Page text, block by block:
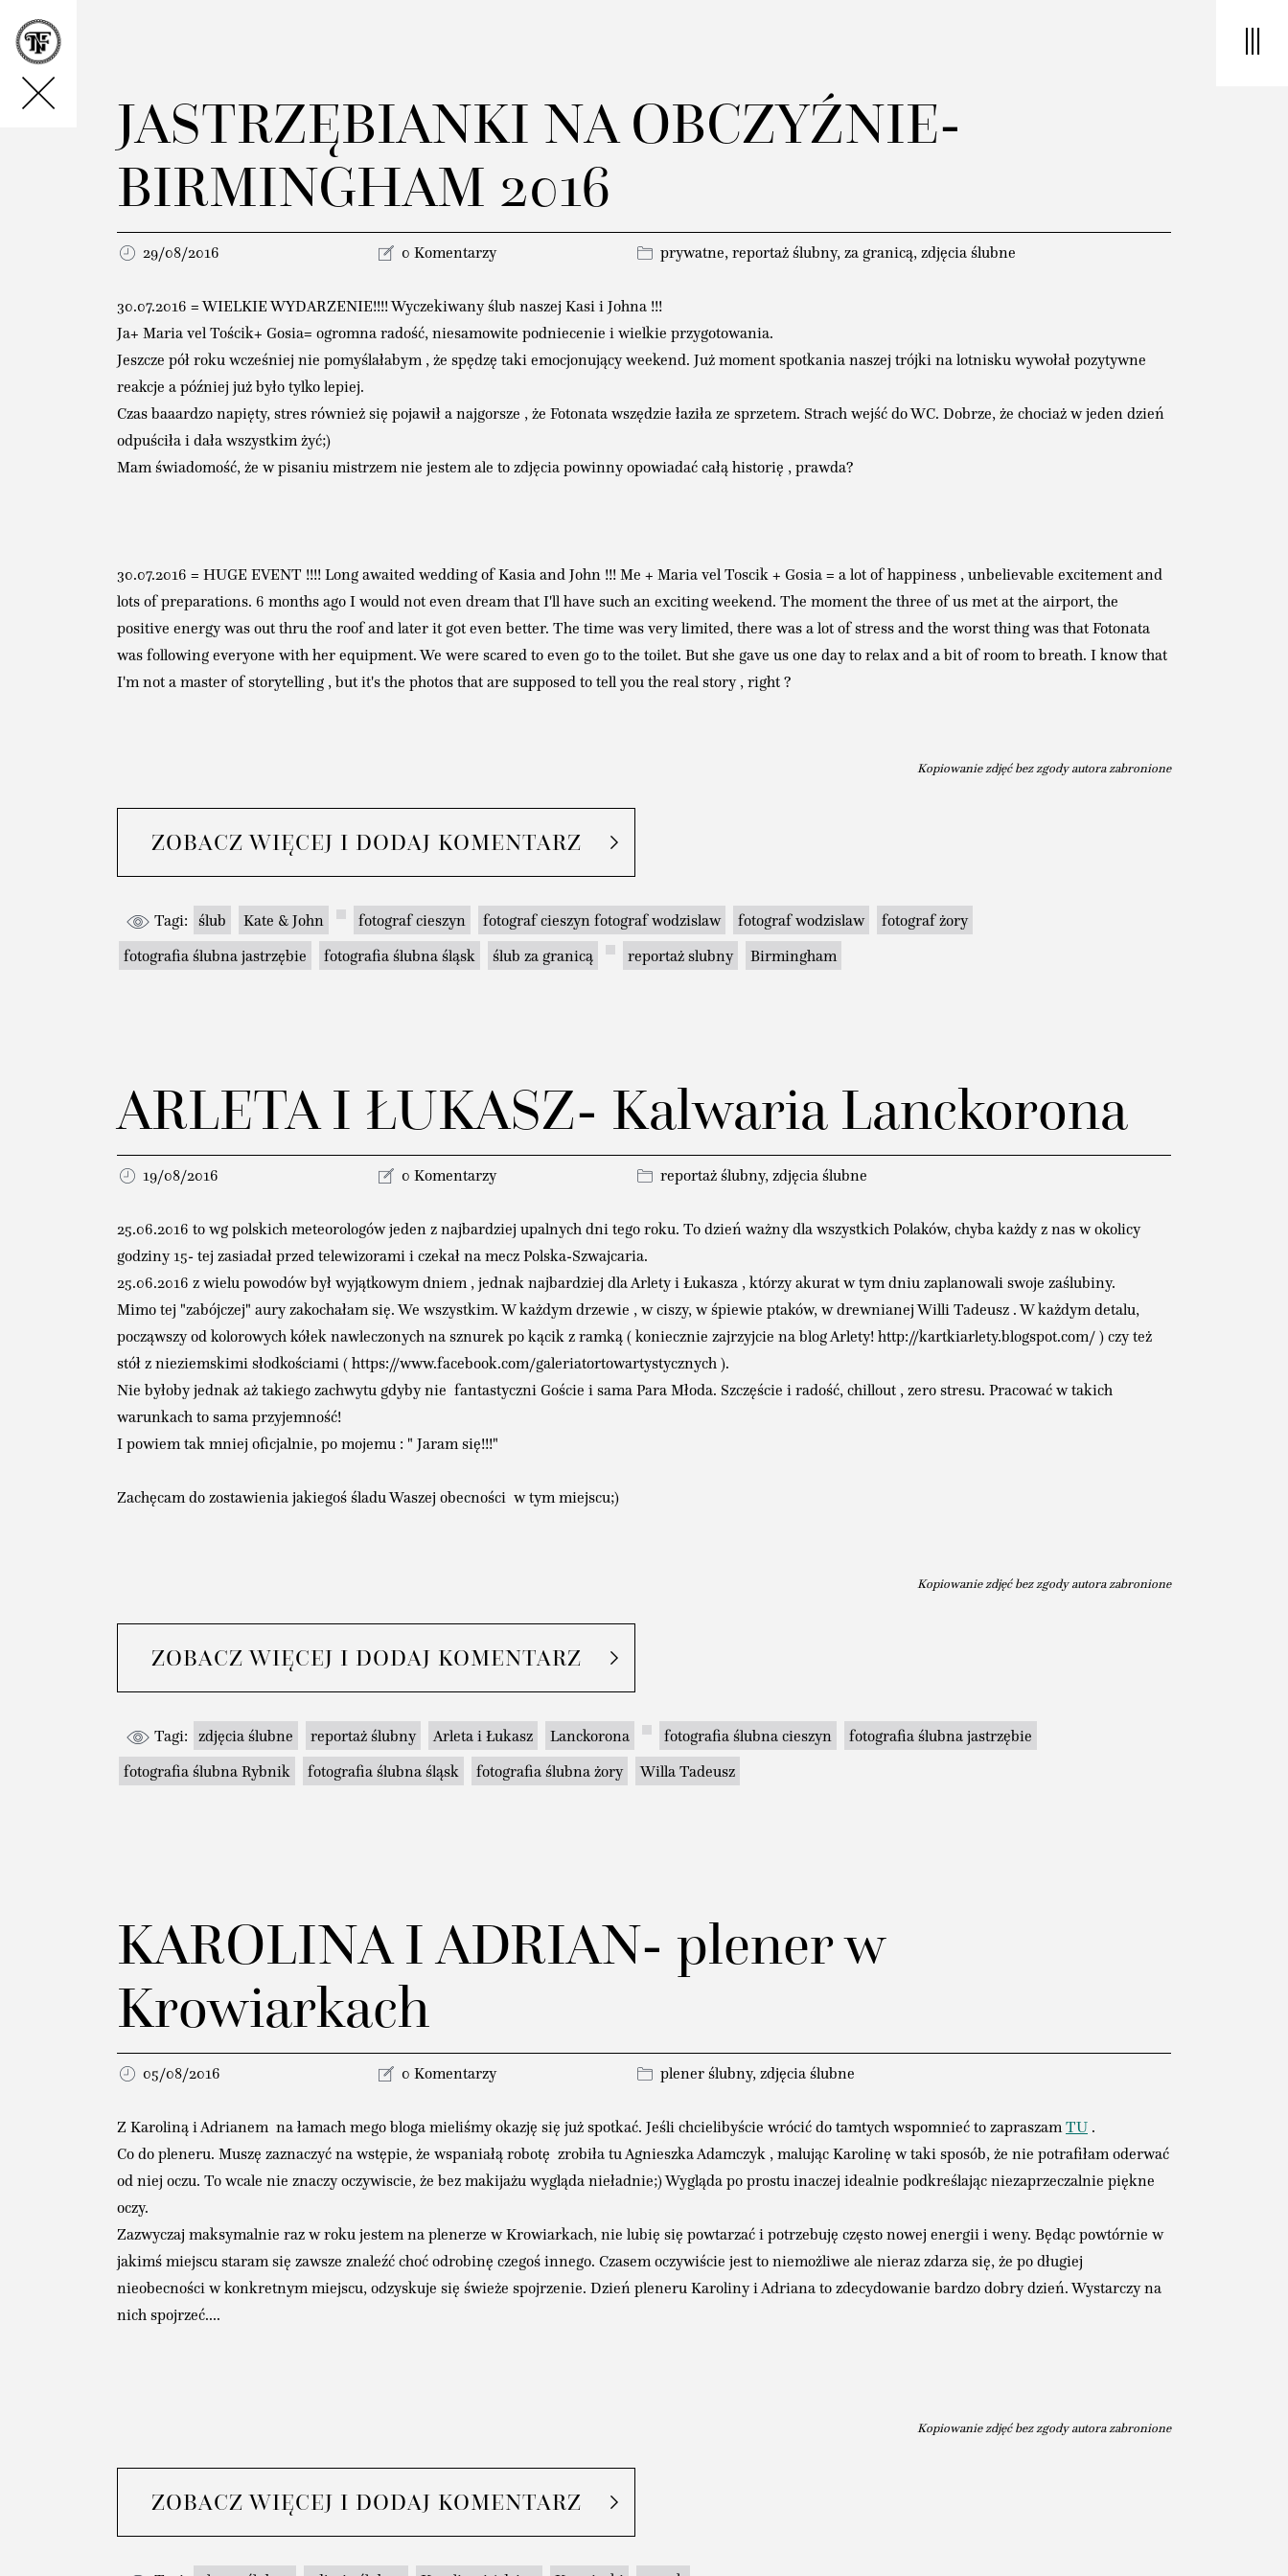
JASTRZĘBIANKI NA OBCZYŹNIE-
BIRMINGHAM 2016
29/08/2016 0 Komentarzy prywatne, reportaż ślubny, za granicą, zdjęcia ślubne
30.07.2016 = WIELKIE WYDARZENIE!!!! Wyczekiwany ślub naszej Kasi i Johna !!!
Ja+ Maria vel Tościk+ Gosia= ogromna radość, niesamowite podniecenie i wielkie przygotowania.
Jeszcze pół roku wcześniej nie pomyślałabym , że spędzę taki emocjonujący weekend. Już moment spotkania naszej trójki na lotnisku wywołał pozytywne
reakcje a później już było tylko lepiej.
Czas baaardzo napięty, stres również się pojawił a najgorsze , że Fotonata wszędzie łaziła ze sprzetem. Strach wejść do WC. Dobrze, że chociaż w jeden dzień
odpuściła i dała wszystkim żyć;)
Mam świadomość, że w pisaniu mistrzem nie jestem ale to zdjęcia powinny opowiadać całą historię , prawda?
30.07.2016 = HUGE EVENT !!!! Long awaited wedding of Kasia and John !!! Me + Maria vel Toscik + Gosia = a lot of happiness , unbelievable excitement and
lots of preparations. 6 months ago I would not even dream that I'll have such an exciting weekend. The moment the three of us met at the airport, the
positive energy was out thru the roof and later it got even better. The time was very limited, there was a lot of stress and the worst thing was that Fotonata
was following everyone with her equipment. We were scared to even go to the toilet. But she gave us one day to relax and a bit of room to breath. I know that
I'm not a master of storytelling , but it's the photos that are supposed to tell you the real story , right ?
Kopiowanie zdjęć bez zgody autora zabronione
ZOBACZ WIĘCEJ I DODAJ KOMENTARZ
Tagi: ślub Kate & John fotograf cieszyn fotograf cieszyn fotograf wodzislaw fotograf wodzislaw
fotograf żory
fotografia ślubna jastrzębie
fotografia ślubna śląsk ślub za granicą reportaż slubny Birmingham
ARLETA I ŁUKASZ- Kalwaria Lanckorona
19/08/2016 0 Komentarzy reportaż ślubny, zdjęcia ślubne
25.06.2016 to wg polskich meteorologów jeden z najbardziej upalnych dni tego roku. To dzień ważny dla wszystkich Polaków, chyba każdy z nas w okolicy
godziny 15- tej zasiadał przed telewizorami i czekał na mecz Polska-Szwajcaria.
25.06.2016 z wielu powodów był wyjątkowym dniem , jednak najbardziej dla Arlety i Łukasza , którzy akurat w tym dniu zaplanowali swoje zaślubiny.
Mimo tej "zabójczej" aury zakochałam się. We wszystkim. W każdym drzewie , w ciszy, w śpiewie ptaków, w drewnianej Willi Tadeusz . W każdym detalu,
począwszy od kolorowych kółek nawleczonych na sznurek po kącik z ramką ( koniecznie zajrzyjcie na blog Arlety! http://kartkiarlety.blogspot.com/ ) czy też
stół z nieziemskimi słodkościami ( https://www.facebook.com/galeriatortowartystycznych ).
Nie byłoby jednak aż takiego zachwytu gdyby nie fantastyczni Goście i sama Para Młoda. Szczęście i radość, chillout , zero stresu. Pracować w takich
warunkach to sama przyjemność!
I powiem tak mniej oficjalnie, po mojemu : " Jaram się!!!"
Zachęcam do zostawienia jakiegoś śladu Waszej obecności w tym miejscu;)
Kopiowanie zdjęć bez zgody autora zabronione
ZOBACZ WIĘCEJ I DODAJ KOMENTARZ
Tagi: zdjęcia ślubne reportaż ślubny Arleta i Łukasz Lanckorona fotografia ślubna cieszyn
fotografia ślubna jastrzębie
fotografia ślubna Rybnik
fotografia ślubna śląsk fotografia ślubna żory Willa Tadeusz
KAROLINA I ADRIAN- plener w
Krowiarkach
05/08/2016 0 Komentarzy plener ślubny, zdjęcia ślubne
Z Karoliną i Adrianem na łamach mego bloga mieliśmy okazję się już spotkać. Jeśli chcielibyście wrócić do tamtych wspomnieć to zapraszamTU .
Co do pleneru. Muszę zaznaczyć na wstępie, że wspaniałą robotę zrobiła tu Agnieszka Adamczyk , malując Karolinę w taki sposób, że nie potrafiłam oderwać
od niej oczu. To wcale nie znaczy oczywiscie, że bez makijażu wygląda nieładnie;) Wygląda po prostu inaczej idealnie podkreślając niezaprzeczalnie piękne
oczy.
Zazwyczaj maksymalnie raz w roku jestem na plenerze w Krowiarkach, nie lubię się powtarzać i potrzebuję często nowej energii i weny. Będąc powtórnie w
jakimś miejscu staram się zawsze znaleźć choć odrobinę czegoś innego. Czasem oczywiście jest to niemożliwe ale nieraz zdarza się, że po długiej
nieobecności w konkretnym miejscu, odzyskuje się świeże spojrzenie. Dzień pleneru Karoliny i Adriana to zdecydowanie bardzo dobry dzień. Wystarczy na
nich spojrzeć....
Kopiowanie zdjęć bez zgody autora zabronione
ZOBACZ WIĘCEJ I DODAJ KOMENTARZ